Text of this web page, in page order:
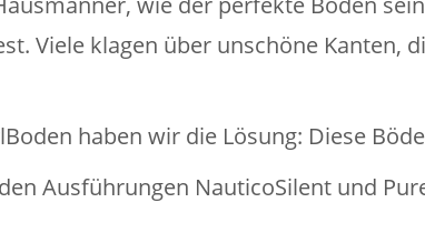
Viele klagen über unschöne Kanten,
haben wir die Lösung: Diese
Ausführungen NauticoSilent und